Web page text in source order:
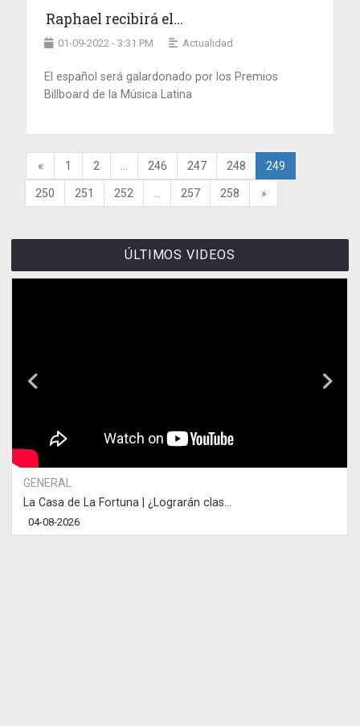
Raphael recibirá el...
01-09-2022 - 3:31 PM Actualidad
El español será galardonado por los Premios
Billboard de la Música Latina
« 1 2 246 247 248 249
250 251 252 257 258 »
ÚLTIMOS VIDEOS
GENERAL
La Casa de La Fortuna | ¿Lograrán clas...
04-08-2026